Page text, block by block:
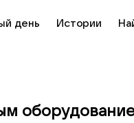
день Истории